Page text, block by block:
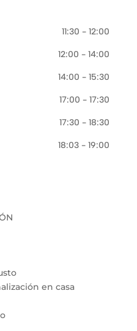
11:30 - 12:00
12:00 - 14:00
14:00 - 15:30
17:00 - 17:30
17:30 - 18:30
18:03 - 19:00
en casa